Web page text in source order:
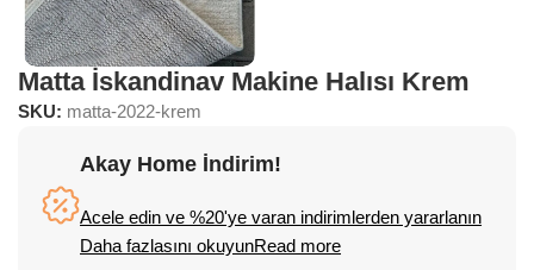
Matta İskandinav Makine Halısı Krem
SKU: matta-2022-krem
Akay Home İndirim!
Acele edin ve %20'ye varan indirimlerden yararlanın
Daha fazlasını okuyunRead more